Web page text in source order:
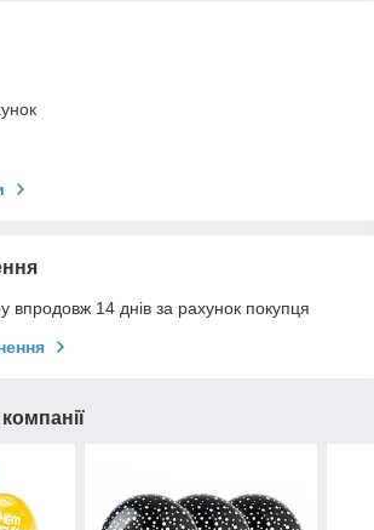
впродовж 14 днів за рахунок покупця